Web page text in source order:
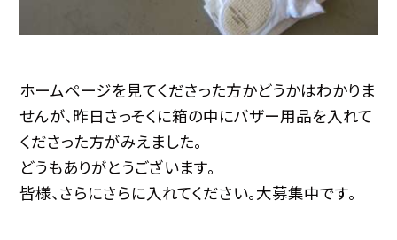
ホームページを見てくださった方かどうかはわかりま
せんが、昨日さっそくに箱の中にバザー用品を入れて
くださった方がみえました。
どうもありがとうございます。
皆様、さらにさらに入れてください。大募集中です。